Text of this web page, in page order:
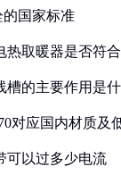
国家标准
热取暖器是否符
槽的主要作用是
对应国内材质及
可以过多少电流